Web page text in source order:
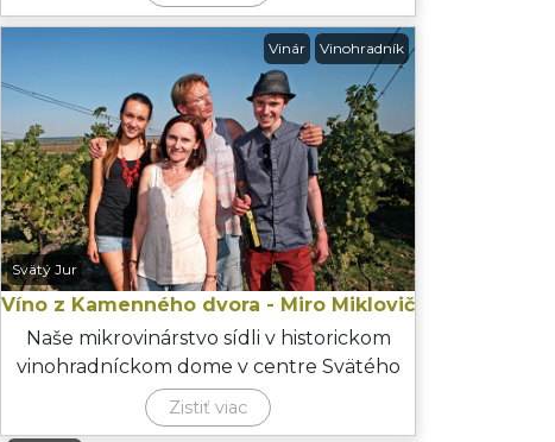
Vinár Vinohradník
Svätý Jur
Víno z Kamenného dvora - Miro Miklovič
Naše mikrovinárstvo sídli v historickom
vinohradníckom dome v centre Svätého
Jura. Zameriavame sa na
Zistiť viac